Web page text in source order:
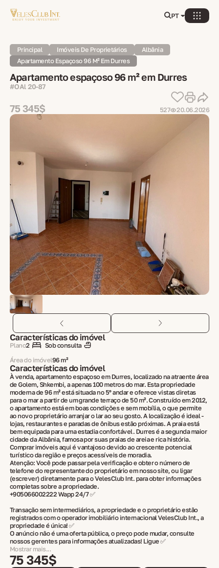
PT
Principal Imóveis De Proprietários
Albânia
Apartamento Espaçoso 96 M² Em Durres
Apartamento espaçoso 96 m² em Durres
#OAl 20-87
75 345$ 527 20.06.2026
Características do imóvel
Plano2
Sob consulta
Área do imóvel96 m²
Características do imóvel
À venda, apartamento espaçoso em Durres, localizado na atraente área
de Golem, Shkembi, a apenas 100 metros do mar. Esta propriedade
moderna de 96 m² está situada no 5º andar e oferece vistas diretas
para o mar a partir de um grande terraço de 50 m². Construído em 2012,
o apartamento está em boas condições e sem mobília, o que permite
ao novo proprietário arranjar o lar ao seu gosto. A localização é ideal -
lojas, restaurantes e paradas de ônibus estão próximas. A praia está
bem equipada para uma estadia confortável. Durres é a segunda maior
cidade da Albânia, famosa por suas praias de areia e rica história.
Comprar imóveis aqui é vantajoso devido ao crescente potencial
turístico da região e preços acessíveis de moradia.
Atenção: Você pode passar pela verificação e obter o número de
telefone do representante do proprietário em nosso site, ou ligar
(escrever) diretamente para o VelesClub Int. para obter informações
completas sobre a propriedade.
+905066002222 Wapp 24/7 ✅
Transação sem intermediários, a propriedade e o proprietário estão
registrados com o operador imobiliário internacional VelesClub Int., a
propriedade é única! ✅
O anúncio não é uma oferta pública, o preço pode mudar, consulte
nossos gerentes para informações atualizadas! Ligue ✅
Mostrar mais...
75 345$